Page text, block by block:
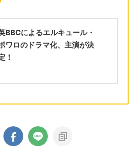
BBCによるエルキュール・
ワロのドラマ化、主演が決
！